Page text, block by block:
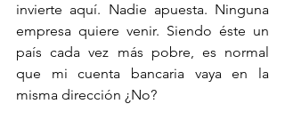
invierte aquí. Nadie apuesta. Ninguna
empresa quiere venir. Siendo éste un
país cada vez más pobre, es normal
que mi cuenta bancaria vaya en la
misma dirección ¿No?